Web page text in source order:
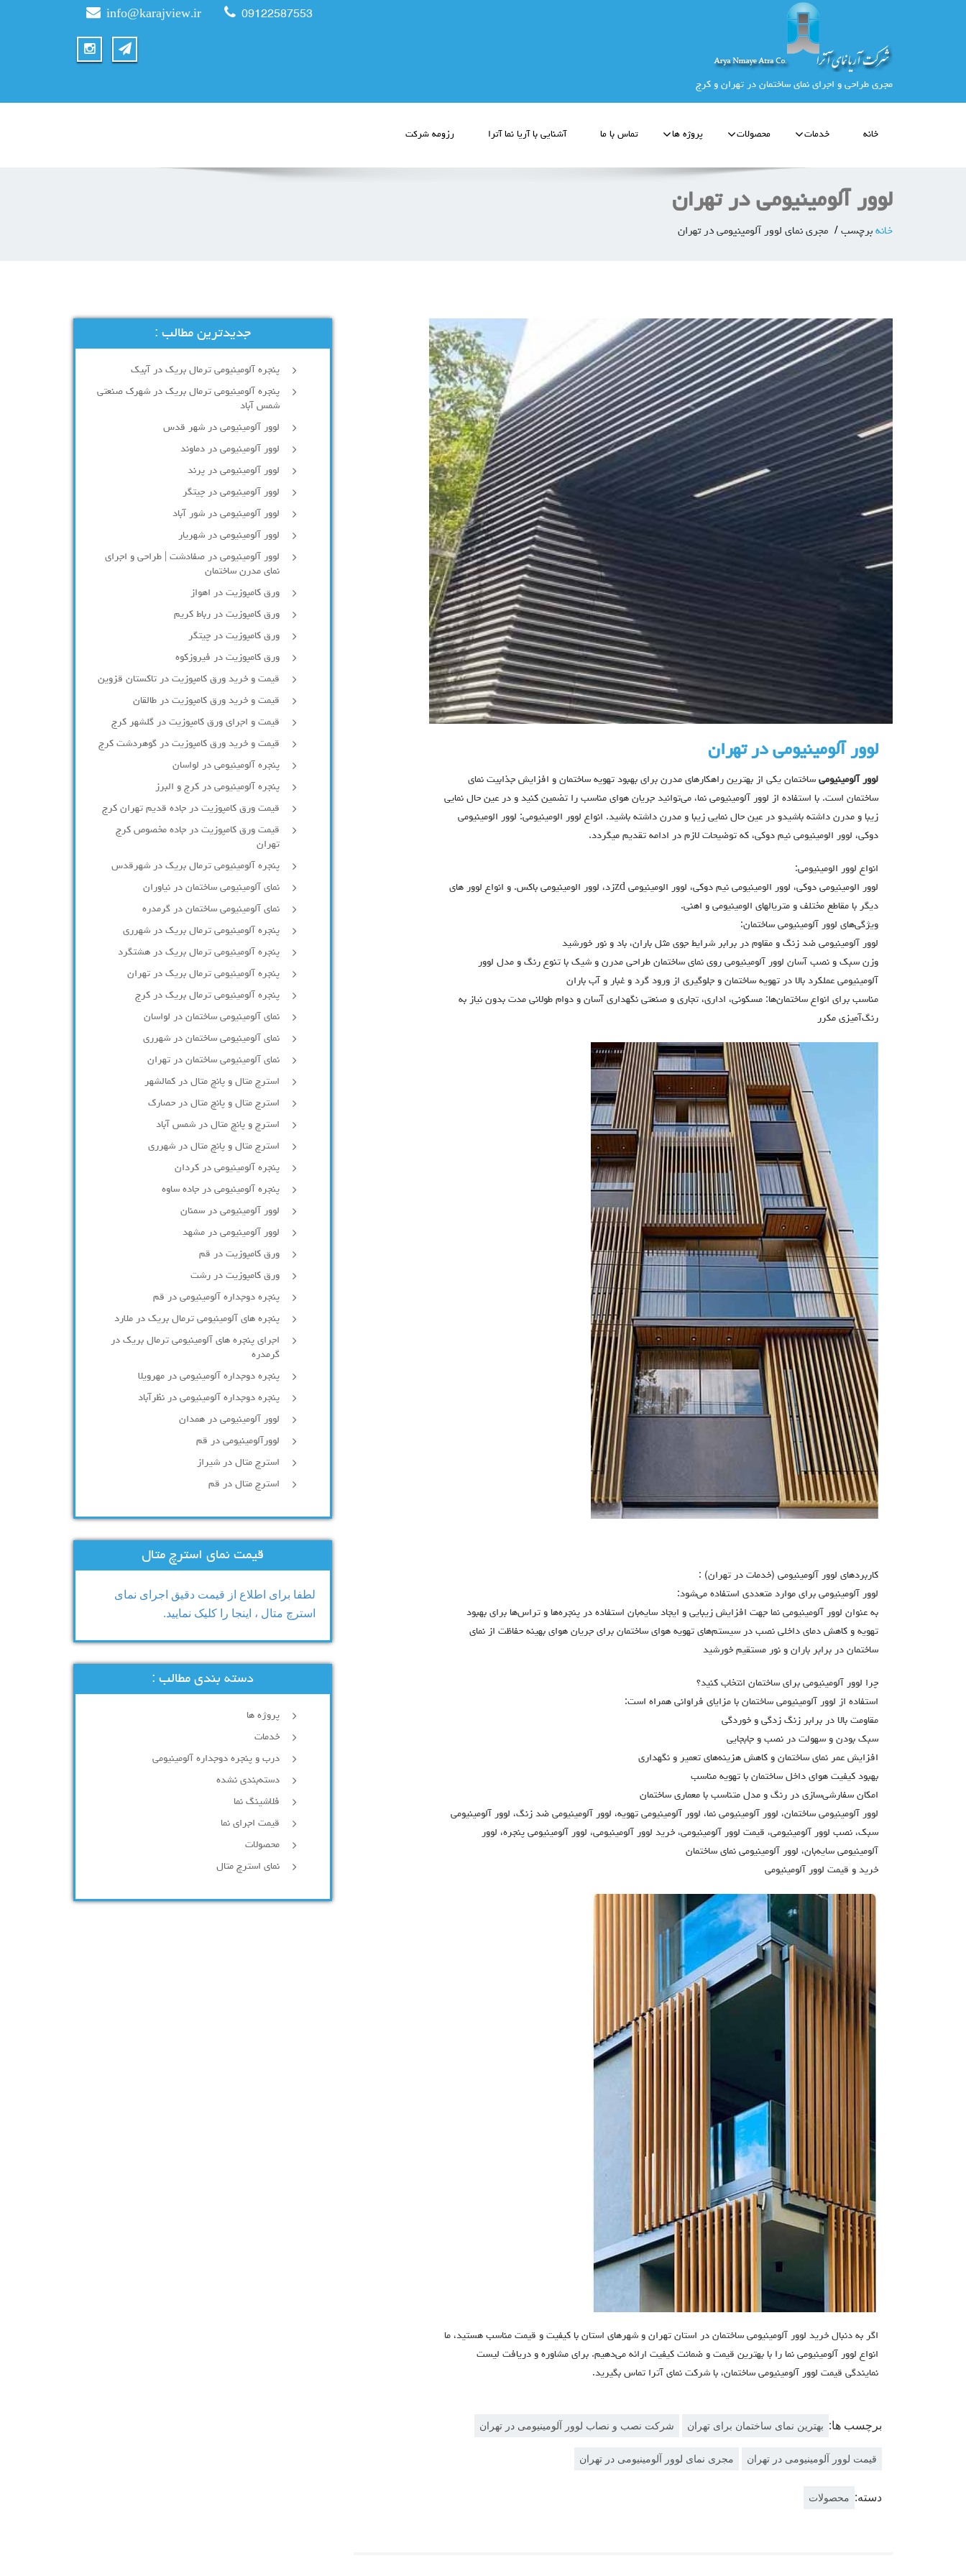
مجری طراحی و اجرای نمای ساختمان در تهران و کرج
info@karajview.ir 09122587553
خانه خدمات محصولات پروژه ها تماس با ما آشنایی با آریا نما آترا رزومه شرکت
لوور آلومینیومی در تهران
خانه برچسب مجری نمای لوور آلومینیومی در تهران
لوور آلومینیومی در تهران
لوور آلومینیومی ساختمان یکی از بهترین راهکارهای مدرن برای بهبود تهویه ساختمان و افزایش جذابیت نمای
ساختمان است. با استفاده از لوور آلومینیومی نما، می‌توانید جریان هوای مناسب را تضمین کنید و در عین حال نمایی
زیبا و مدرن داشته باشیدو در عین حال نمایی زیبا و مدرن داشته باشید. انواع لوور الومينيومي: لوور الومينيومي
دوكي، لوور الومينيومي نيم دوكي، که توضیحات لازم در ادامه تقدیم میگردد.
انواع لوور الومينيومي:
لوور الومينيومي دوكي، لوور الومينيومي نيم دوكي، لوور الومينيومي zdزد، لوور الومينيومي باكس. و انواع لوور هاي
ديگر با مقاطع مختلف و متريالهاي الومينيومي و اهني.
ویژگی‌های لوور آلومینیومی ساختمان:
لوور آلومینیومی ضد زنگ و مقاوم در برابر شرایط جوی مثل باران، باد و نور خورشید
وزن سبک و نصب آسان لوور آلومینیومی روی نمای ساختمان طراحی مدرن و شیک با تنوع رنگ و مدل لوور
آلومینیومی عملکرد بالا در تهویه ساختمان و جلوگیری از ورود گرد و غبار و آب باران
مناسب برای انواع ساختمان‌ها: مسکونی، اداری، تجاری و صنعتی نگهداری آسان و دوام طولانی مدت بدون نیاز به
رنگ‌آمیزی مکرر
کاربردهای لوور آلومینیومی (خدمات در تهران) :
لوور آلومینیومی برای موارد متعددی استفاده می‌شود:
به عنوان لوور آلومینیومی نما جهت افزایش زیبایی و ایجاد سایه‌بان استفاده در پنجره‌ها و تراس‌ها برای بهبود
تهویه و کاهش دمای داخلی نصب در سیستم‌های تهویه هوای ساختمان برای جریان هوای بهینه حفاظت از نمای
ساختمان در برابر باران و نور مستقیم خورشید
چرا لوور آلومینیومی برای ساختمان انتخاب کنید؟
استفاده از لوور آلومینیومی ساختمان با مزایای فراوانی همراه است:
مقاومت بالا در برابر زنگ زدگی و خوردگی
سبک بودن و سهولت در نصب و جابجایی
افزایش عمر نمای ساختمان و کاهش هزینه‌های تعمیر و نگهداری
بهبود کیفیت هوای داخل ساختمان با تهویه مناسب
امکان سفارشی‌سازی در رنگ و مدل متناسب با معماری ساختمان
لوور آلومینیومی ساختمان، لوور آلومینیومی نما، لوور آلومینیومی تهویه، لوور آلومینیومی ضد زنگ، لوور آلومینیومی
سبک، نصب لوور آلومینیومی، قیمت لوور آلومینیومی، خرید لوور آلومینیومی، لوور آلومینیومی پنجره، لوور
آلومینیومی سایه‌بان، لوور آلومینیومی نمای ساختمان
خرید و قیمت لوور آلومینیومی
اگر به دنبال خرید لوور آلومینیومی ساختمان در استان تهران و شهرهای استان با کیفیت و قیمت مناسب هستید، ما
انواع لوور آلومینیومی نما را با بهترین قیمت و ضمانت کیفیت ارائه می‌دهیم. برای مشاوره و دریافت لیست
نمایندگی قیمت لوور آلومینیومی ساختمان، با شركت نماي آترا تماس بگیرید.
برچسب ها: بهترین نمای ساختمان برای تهران شرکت نصب و نصاب لوور آلومینیومی در تهران
قیمت لوور آلومینیومی در تهران مجری نمای لوور آلومینیومی در تهران
دسته: محصولات
جدیدترین مطالب :
پنجره آلومینیومی ترمال بریک در آبیک
پنجره آلومینیومی ترمال بریک در شهرک صنعتی
شمس آباد
لوور آلومینیومی در شهر قدس
لوور آلومینیومی در دماوند
لوور آلومینیومی در پرند
لوور آلومینیومی در چیتگر
لوور آلومینیومی در شور آباد
لوور آلومينيومي در شهريار
لوور آلومینیومی در صفادشت | طراحی و اجرای
نمای مدرن ساختمان
ورق کامپوزیت در اهواز
ورق کامپوزیت در رباط کریم
ورق کامپوزیت در چیتگر
ورق کامپوزیت در فیروزکوه
قیمت و خرید ورق کامپوزیت در تاکستان قزوین
قیمت و خرید ورق کامپوزیت در طالقان
قیمت و اجرای ورق کامپوزیت در گلشهر کرج
قیمت و خرید ورق کامپوزیت در گوهردشت کرج
پنجره آلومینیومی در لواسان
پنجره آلومینیومی در کرج و البرز
قیمت ورق کامپوزیت در جاده قدیم تهران کرج
قیمت ورق کامپوزیت در جاده مخصوص کرج
تهران
پنجره آلومینیومی ترمال بریک در شهرقدس
نمای آلومینیومی ساختمان در نیاوران
نمای آلومینیومی ساختمان در گرمدره
پنجره آلومینیومی ترمال بریک در شهرری
پنجره آلومینیومی ترمال بریک در هشتگرد
پنجره آلومینیومی ترمال بریک در تهران
پنجره آلومینیومی ترمال بریک در کرج
نمای آلومینیومی ساختمان در لواسان
نمای آلومینیومی ساختمان در شهرری
نمای آلومینیومی ساختمان در تهران
استرچ متال و پانچ متال در کمالشهر
استرچ متال و پانچ متال در حصارك
استرچ و پانچ متال در شمس آباد
استرچ متال و پانچ متال در شهرری
پنجره آلومینیومی در کردان
پنجره آلومینیومی در جاده ساوه
لوور آلومینیومی در سمنان
لوور آلومینیومی در مشهد
ورق کامپوزیت در قم
ورق کامپوزیت در رشت
پنجره دوجداره آلومينيومی در قم
پنجره های آلومینیومی ترمال بریک در ملارد
اجرای پنجره های آلومینیومی ترمال بریک در
گرمدره
پنجره دوجداره آلومینیومی در مهرویلا
پنجره دوجداره آلومینیومی در نظرآباد
لوور آلومینیومی در همدان
لوورآلومینیومی در قم
استرچ متال در شیراز
استرچ متال در قم
قیمت نمای استرچ متال
لطفا برای اطلاع از قیمت دقیق اجرای نمای
استرچ متال ، اینجا را کلیک نمایید.
دسته بندی مطالب :
پروژه ها
خدمات
درب و پنجره دوجداره آلومینیومی
دسته‌بندی نشده
فلاشینگ نما
قیمت اجرای نما
محصولات
نمای استرچ متال